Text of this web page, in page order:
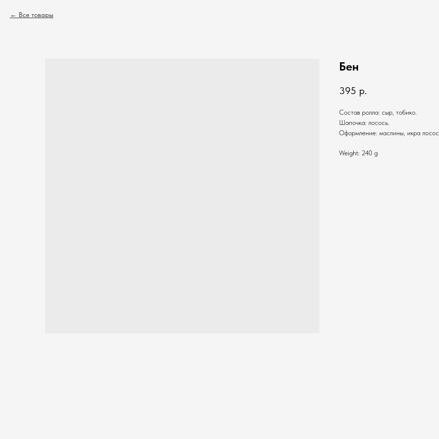
Все товары
Бен
395 р.
Состав ролла: сыр, тобико.
Шапочка: лосось.
Оформление: маслины, икра
Weight: 240 g